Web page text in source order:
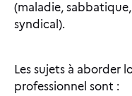
(maladie,
syndical).
Les sujets à aborder
professionnel sont :